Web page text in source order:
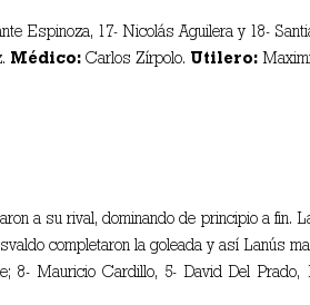
Espinoza, 17- Nicolás Aguilera y 18-
Médico: Carlos Zírpolo. Utilero:
a su rival, dominando de principio a fin.
completaron la goleada y así Lanús
8- Mauricio Cardillo, 5- David Del Prado,